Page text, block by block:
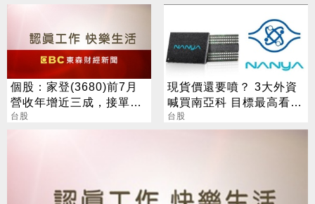
專案
個股：家登(3680)前7月
營收年增近三成，接單
熱，下半年成長動能強
台股
現貨價還要噴？ 3大外資
喊買南亞科 目標最高看到
650
台股